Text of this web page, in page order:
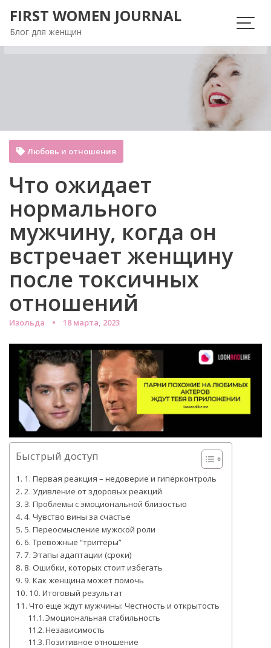
содержимому
FIRST WOMEN JOURNAL
Блог для женщин
Что ожидает
нормального
мужчину, когда он
встречает женщину
после токсичных
отношений
Изольда 18 марта, 2023
Любовь и отношения
Быстрый доступ
1. Первая реакция – недоверие и гиперконтроль
2. Удивление от здоровых реакций
3. Проблемы с эмоциональной близостью
4. Чувство вины за счастье
5. Переосмысление мужской роли
6. Тревожные “триггеры”
7. Этапы адаптации (сроки)
8. Ошибки, которых стоит избегать
9. Как женщина может помочь
10. Итоговый результат
Что еще ждут мужчины: Честность и открытость
Эмоциональная стабильность
Независимость
Позитивное отношение